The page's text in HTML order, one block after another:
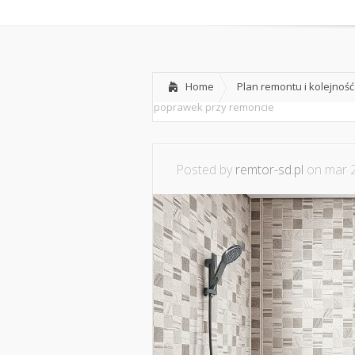
Home Plan remontu i
poprawek przy remoncie
Posted by remtor-sd.pl on mar